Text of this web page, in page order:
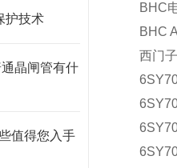
护技术
晶闸管有什
值得您入手
BHC
BHC
西门